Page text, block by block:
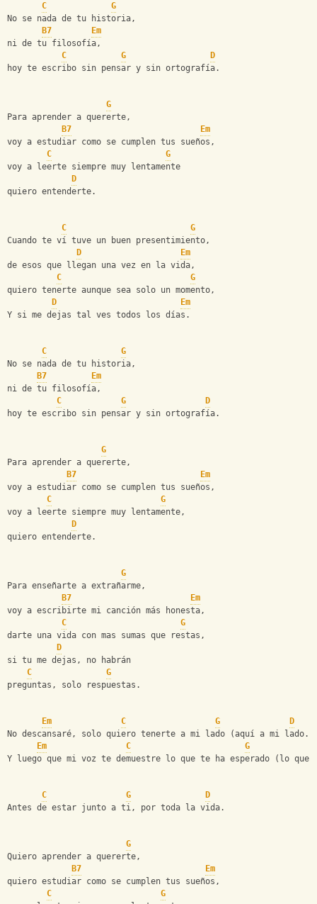
C
G
No se nada de tu historia,
B7
Em
ni de tu filosofía,
C
G
D
hoy te escribo sin pensar y sin ortografía.
G
Para aprender a quererte,
B7
Em
voy a estudiar como se cumplen tus sueños,
C
G
voy a leerte siempre muy lentamente
D
quiero entenderte.
C
G
Cuando te ví tuve un buen presentimiento,
D
Em
de esos que llegan una vez en la vida,
C
G
quiero tenerte aunque sea solo un momento,
D
Em
Y si me dejas tal ves todos los días.
C
G
No se nada de tu historia,
B7
Em
ni de tu filosofía,
C
G
D
hoy te escribo sin pensar y sin ortografía.
G
Para aprender a quererte,
B7
Em
voy a estudiar como se cumplen tus sueños,
C
G
voy a leerte siempre muy lentamente,
D
quiero entenderte.
G
Para enseñarte a extrañarme,
B7
Em
voy a escribirte mi canción más honesta,
C
G
darte una vida con mas sumas que restas,
D
si tu me dejas, no habrán
C
G
preguntas, solo respuestas.
Em C G
D
No descansaré, solo quiero tenerte a mi lado (aquí a mi lado.)
Em
C
G
Y luego que mi voz te demuestre lo que te ha esperado (lo que
C G
D
Antes de estar junto a ti, por toda la vida.
G
Quiero aprender a quererte,
B7
Em
quiero estudiar como se cumplen tus sueños,
C
G